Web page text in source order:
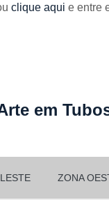
Serviços de
aço carbono
clique aqui e entre
em
ZONA